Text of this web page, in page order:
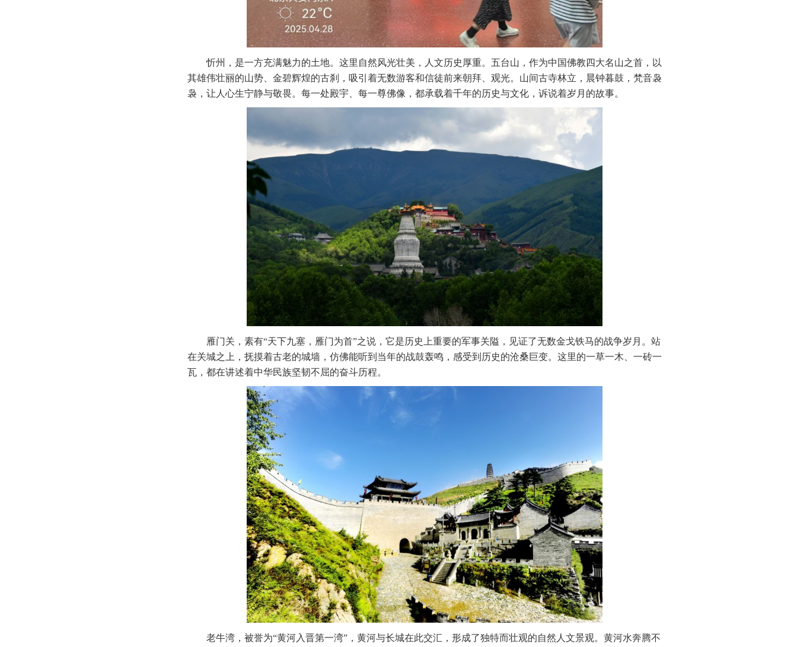
忻州，是一方充满魅力的土地。这里自然风光壮美，人文历史厚重。五台山，作为中国佛教四大名山之首，以
其雄伟壮丽的山势、金碧辉煌的古刹，吸引着无数游客和信徒前来朝拜、观光。山间古寺林立，晨钟暮鼓，梵音袅
袅，让人心生宁静与敬畏。每一处殿宇、每一尊佛像，都承载着千年的历史与文化，诉说着岁月的故事。
雁门关，素有“天下九塞，雁门为首”之说，它是历史上重要的军事关隘，见证了无数金戈铁马的战争岁月。站
在关城之上，抚摸着古老的城墙，仿佛能听到当年的战鼓轰鸣，感受到历史的沧桑巨变。这里的一草一木、一砖一
瓦，都在讲述着中华民族坚韧不屈的奋斗历程。
老牛湾，被誉为“黄河入晋第一湾”，黄河与长城在此交汇，形成了独特而壮观的自然人文景观。黄河水奔腾不